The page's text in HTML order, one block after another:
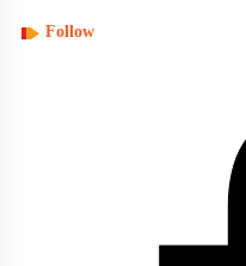
Follow